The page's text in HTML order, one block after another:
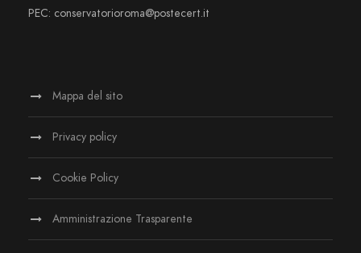
PEC: conservatorioroma@postecert.it
Mappa del sito
Privacy policy
Cookie Policy
Amministrazione Trasparente